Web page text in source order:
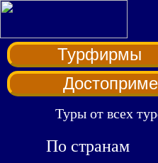
Турфирмы
Туры от всех
По странам